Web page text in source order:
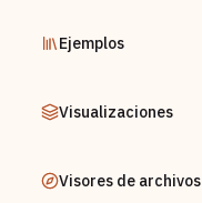
Ejemplos
Visualizaciones
Visores de archivos